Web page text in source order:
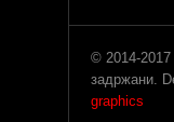
© 2014-
задржани.
graphics